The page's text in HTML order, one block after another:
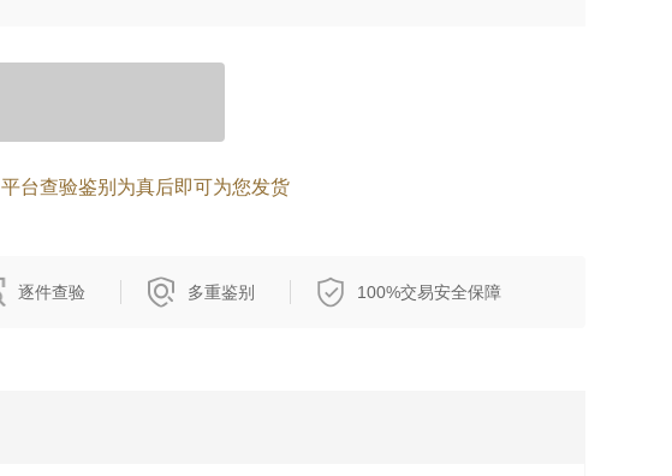
平台查验鉴别为真后即可为您发货
逐件查验 多重鉴别 100%交易安全保障